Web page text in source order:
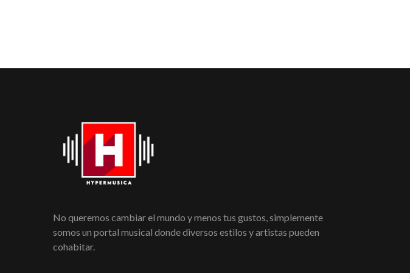
No queremos cambiar el mundo y menos tus gustos, simplemente
somos un portal musical donde diversos estilos y artistas pueden
cohabitar.